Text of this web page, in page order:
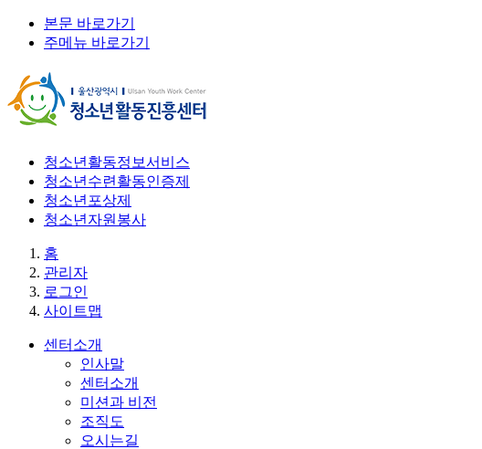
본문 바로가기
주메뉴 바로가기
청소년활동정보서비스
청소년수련활동인증제
청소년포상제
청소년자원봉사
홈
관리자
로그인
사이트맵
센터소개
인사말
센터소개
미션과 비전
조직도
오시는길